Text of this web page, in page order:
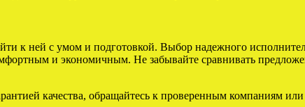
к ней с умом и подготовкой. Выбор надежного
и экономичным. Не забывайте сравнивать
качества, обращайтесь к проверенным компаниям